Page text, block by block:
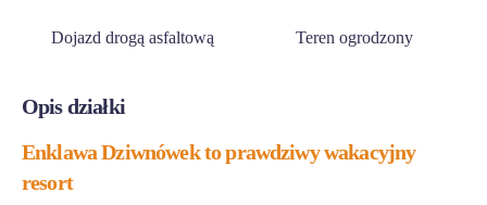
Dojazd drogą asfaltową Teren ogrodzony
Opis działki
Enklawa Dziwnówek to prawdziwy wakacyjny
resort